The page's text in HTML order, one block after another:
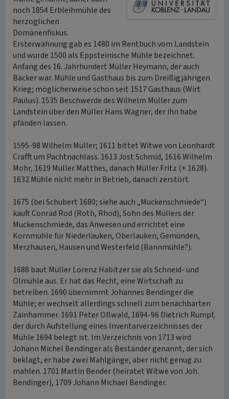
noch 1854 Erbleihmühle des
herzoglichen
Domänenfiskus.
Ersterwähnung gab es 1480 im Rentbuch vom Landstein
und wurde 1500 als Eppsteinische Mühle bezeichnet.
Anfang des 16. Jahrhundert Müller Heymann, der auch
Bäcker war. Mühle und Gasthaus bis zum Dreißigjährigen
Krieg; möglicherweise schon seit 1517 Gasthaus (Wirt
Paulus). 1535 Beschwerde des Wilhelm Müller zum
Landstein über den Müller Hans Wagner, der ihn habe
pfänden lassen.
1595-98 Wilhelm Müller; 1611 bittet Witwe von Leonhardt
Crafft um Pachtnachlass. 1613 Jost Schmid, 1616 Wilhelm
Mohr, 1619 Müller Matthes, danach Müller Fritz (+ 1628).
1632 Mühle nicht mehr in Betrieb, danach zerstört.
1675 (bei Schubert 1680; siehe auch „Muckenschmiede“)
kauft Conrad Rod (Roth, Rhod), Sohn des Müllers der
Muckenschmiede, das Anwesen und errichtet eine
Kornmühle für Niederlauken, Oberlauken, Gemünden,
Merzhausen, Hausen und Westerfeld (Bannmühle?).
1688 baut Müller Lorenz Habitzer sie als Schneid- und
Ölmühle aus. Er hat das Recht, eine Wirtschaft zu
betreiben. 1690 übernimmt Johannes Bendinger die
Mühle; er wechselt allerdings schnell zum benachbarten
Zainhammer. 1691 Peter Oßwald, 1694-96 Dietrich Rumpf,
der durch Aufstellung eines Inventarverzeichnisses der
Mühle 1694 belegt ist. Im Verzeichnis von 1713 wird
Johann Michel Bendinger als Beständer genannt, der sich
beklagt, er habe zwei Mahlgänge, aber nicht genug zu
mahlen. 1701 Martin Bender (heiratet Witwe von Joh.
Bendinger), 1709 Johann Michael Bendinger.